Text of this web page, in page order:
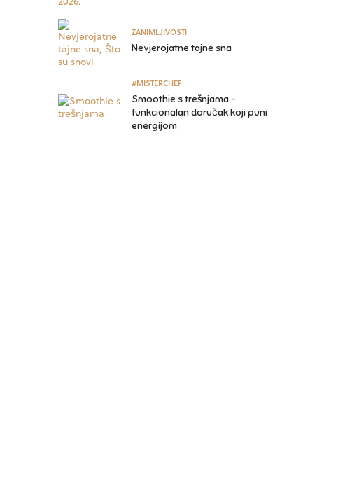
ZANIMLJIVOSTI
Nevjerojatne tajne sna
#MISTERCHEF
Smoothie s trešnjama –
funkcionalan doručak koji puni
energijom